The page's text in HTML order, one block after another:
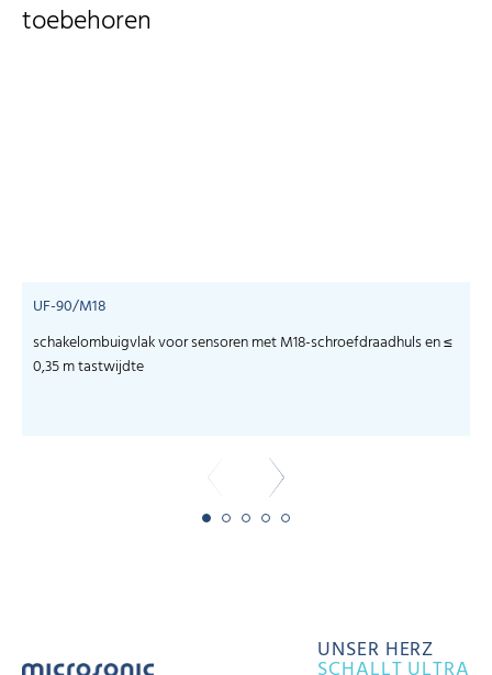
toebehoren
UF-90/M18
schakelombuigvlak voor sensoren met M18-schroefdraadhuls en ≤
0,35 m tastwijdte
UNSER HERZ